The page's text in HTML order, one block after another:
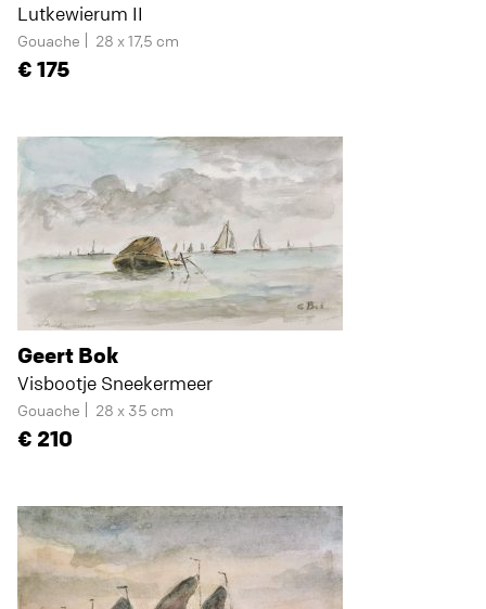
Lutkewierum II
Gouache 28 x 17,5 cm
175
Geert Bok
Visbootje Sneekermeer
Gouache 28 x 35 cm
210